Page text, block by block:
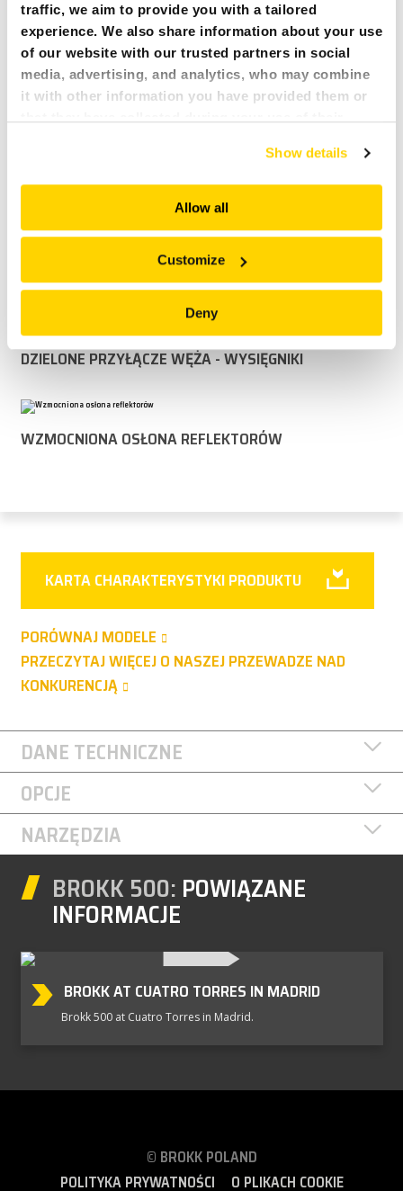
traffic, we aim to provide you with a tailored
experience. We also share information about your use
of our website with our trusted partners in social
media, advertising, and analytics, who may combine
it with other information you have provided them or
and serve you content that truly matters. Join us and
explore more!
Show details
Allow all
Customize
Deny
SMARTPOWER™
POJEMNIK NA SMAR DUŻEJ WIELKOŚCI
UNIKALNY SYSTEM STEROWANIA BROKK
CODZIENNA KONSERWACJA - OSŁONY ZAŁOŻONE
DZIELONE PRZYŁĄCZE WĘŻA - WYSIĘGNIKI
WZMOCNIONA OSŁONA REFLEKTORÓW
KARTA CHARAKTERYSTYKI PRODUKTU
PORÓWNAJ MODELE
PRZECZYTAJ WIĘCEJ O NASZEJ PRZEWADZE NAD
KONKURENCJĄ
DANE TECHNICZNE
OPCJE
NARZĘDZIA
BROKK 500: POWIĄZANE
INFORMACJE
BROKK AT CUATRO TORRES IN MADRID
Brokk 500 at Cuatro Torres in Madrid.
© BROKK POLAND
POLITYKA PRYWATNOŚCI
O PLIKACH COOKIE